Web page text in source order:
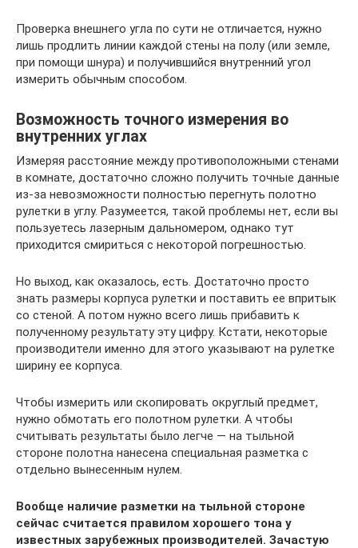
Проверка внешнего угла по сути не отличается, нужно
лишь продлить линии каждой стены на полу (или земле,
при помощи шнура) и получившийся внутренний угол
измерить обычным способом.
Возможность точного измерения во
внутренних углах
Измеряя расстояние между противоположными стенами
в комнате, достаточно сложно получить точные данные
из-за невозможности полностью перегнуть полотно
рулетки в углу. Разумеется, такой проблемы нет, если вы
пользуетесь лазерным дальномером, однако тут
приходится смириться с некоторой погрешностью.
Но выход, как оказалось, есть. Достаточно просто
знать размеры корпуса рулетки и поставить ее впритык
со стеной. А потом нужно всего лишь прибавить к
полученному результату эту цифру. Кстати, некоторые
производители именно для этого указывают на рулетке
ширину ее корпуса.
Чтобы измерить или скопировать округлый предмет,
нужно обмотать его полотном рулетки. А чтобы
считывать результаты было легче — на тыльной
стороне полотна нанесена специальная разметка с
отдельно вынесенным нулем.
Вообще наличие разметки на тыльной стороне
сейчас считается правилом хорошего тона у
известных зарубежных производителей. Зачастую